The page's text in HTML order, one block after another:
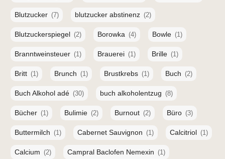
Blutzucker (7) blutzucker abstinenz (2)
Blutzuckerspiegel (2) Borowka (4) Bowle (1)
Branntweinsteuer (1) Brauerei (1) Brille (1)
Britt (1) Brunch (1) Brustkrebs (1) Buch (2)
Buch Alkohol adé (30) buch alkoholentzug (8)
Bücher (1) Bulimie (2) Burnout (2) Büro (3)
Buttermilch (1) Cabernet Sauvignon (1) Calcitriol (1)
Calcium (2) Campral Baclofen Nemexin (1)